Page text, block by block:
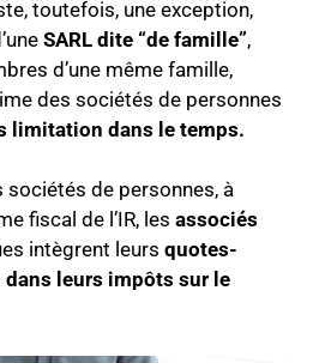
toutefois, une exception,
SARL dite “de famille”,
d’une même famille,
des sociétés de personnes
limitation dans le temps.
sociétés de personnes, à
fiscal de l’IR, lesassociés
intègrent leurs quotes-
dans leurs impôts sur le